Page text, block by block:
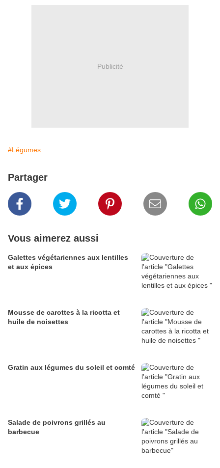
Publicité
#Légumes
Partager
Vous aimerez aussi
Galettes végétariennes aux lentilles
et aux épices
Mousse de carottes à la ricotta et
huile de noisettes
Gratin aux légumes du soleil et comté
Salade de poivrons grillés au
barbecue